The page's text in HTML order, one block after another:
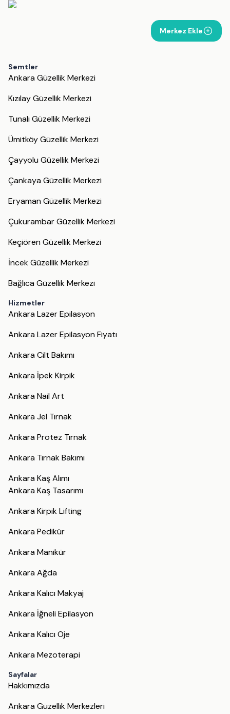
Merkez Ekle
Semtler
Ankara Güzellik Merkezi
Kızılay Güzellik Merkezi
Tunalı Güzellik Merkezi
Ümitköy Güzellik Merkezi
Çayyolu Güzellik Merkezi
Çankaya Güzellik Merkezi
Eryaman Güzellik Merkezi
Çukurambar Güzellik Merkezi
Keçiören Güzellik Merkezi
İncek Güzellik Merkezi
Bağlıca Güzellik Merkezi
Hizmetler
Ankara Lazer Epilasyon
Ankara Lazer Epilasyon Fiyatı
Ankara Cilt Bakımı
Ankara İpek Kirpik
Ankara Nail Art
Ankara Jel Tırnak
Ankara Protez Tırnak
Ankara Tırnak Bakımı
Ankara Kaş Alımı
Ankara Kaş Tasarımı
Ankara Kirpik Lifting
Ankara Pedikür
Ankara Manikür
Ankara Ağda
Ankara Kalıcı Makyaj
Ankara İğneli Epilasyon
Ankara Kalıcı Oje
Ankara Mezoterapi
Sayfalar
Hakkımızda
Ankara Güzellik Merkezleri